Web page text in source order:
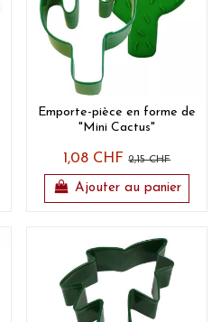
Emporte-pièce en forme de
"Mini Cactus"
1,08 CHF2,15 CHF
Ajouter au panier